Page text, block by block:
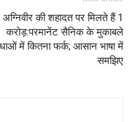
अग्निवीर की शहादत पर मिलते हैं 1
करोड़:परमानेंट सैनिक के मुकाबले
में कितना फर्क; आसान भाषा में
समझिए